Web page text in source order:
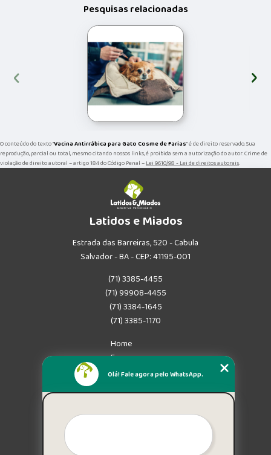
Pesquisas relacionadas
‹ ›
O conteúdo do texto "Vacina Antirrábica para Gato Cosme de Farias" é de direito reservado. Sua
reprodução, parcial ou total, mesmo citando nossos links, é proibida sem a autorização do autor. Crime de
violação de direito autoral – artigo 184 do Código Penal –Lei 9610/98 - Lei de direitos autorais.
Latidos e Miados
Estrada das Barreiras, 520 - Cabula
Salvador - BA - CEP: 41195-001
(71) 3385-4455
(71) 99908-4455
(71) 3384-1645
(71) 3385-1170
Home
Empresa
Missão
Mapa do site
Olá! Fale agora pelo WhatsApp.